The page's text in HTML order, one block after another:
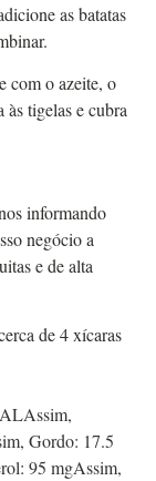
as batatas
com o azeite, o
tigelas e cubra
informando
negócio a
e de alta
de 4 xícaras
Assim,
Gordo: 17.5
95 mgAssim,